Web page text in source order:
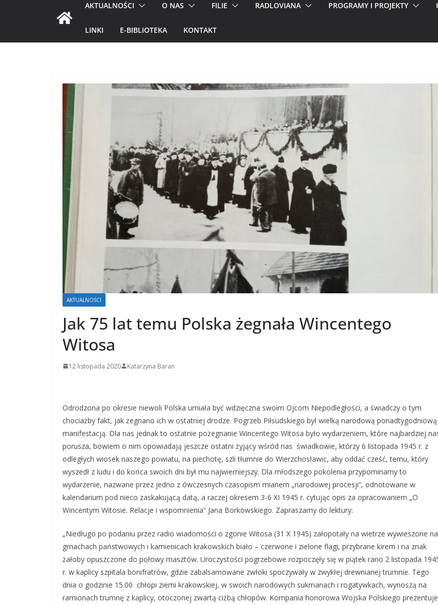
AKTUALNOŚCI O NAS FILIE RADLOVIANA PROGRAMY I PROJEKTY
LINKI E-BIBLIOTEKA KONTAKT
AKTUALNOŚCI
Jak 75 lat temu Polska żegnała Wincentego
Witosa
12 listopada 2020 Katarzyna Baran
Odrodzona po okresie niewoli Polska umiała być wdzięczna swoim Ojcom Niepodległości, a świadczy o tym
chociażby fakt, jak żegnano ich w ostatniej drodze. Pogrzeb Piłsudskiego był wielką narodową ponadtygodniową
manifestacją. Dla nas jednak to ostatnie pożegnanie Wincentego Witosa było wydarzeniem, które najbardziej
porusza, bowiem o nim opowiadają jeszcze ostatni żyjący wśród nas świadkowie, którzy 6 listopada 1945 r. z
odległych wiosek naszego powiatu, na piechotę, szli tłumnie do Wierzchosławic, aby oddać cześć, temu, który
wyszedł z ludu i do końca swoich dni był mu najwierniejszy. Dla młodszego pokolenia przypominamy to
wydarzenie, nazwane przez jedno z ówczesnych czasopism mianem „narodowej procesji”, odnotowane w
kalendarium pod nieco zaskakującą datą, a raczej okresem 3-6 XI 1945 r. cytując opis za opracowaniem „O
Wincentym Witosie. Relacje i wspomnienia” Jana Borkowskiego. Zapraszamy do lektury:
„Niedługo po podaniu przez radio wiadomości o zgonie Witosa (31 X 1945) załopotały na wietrze wywieszone na
gmachach państwowych i kamienicach krakowskich biało – czerwone i zielone flagi, przybrane kirem i na znak
żałoby opuszczone do połowy masztów. Uroczystości pogrzebowe rozpoczęły się w piątek rano 2 listopada
r. w kaplicy szpitala bonifratrów, gdzie zabalsamowane zwłoki spoczywały w zwykłej drewnianej trumnie. Tego
dnia o godzinie 15.00 chłopi ziemi krakowskiej, w swoich narodowych sukmanach i rogatywkach, wynoszą na
ramionach trumnę z kaplicy, otoczonej zwartą ciżbą chłopów. Kompania honorowa Wojska Polskiego prezentuje